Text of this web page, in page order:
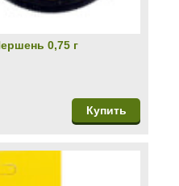
0,75 г
Купить